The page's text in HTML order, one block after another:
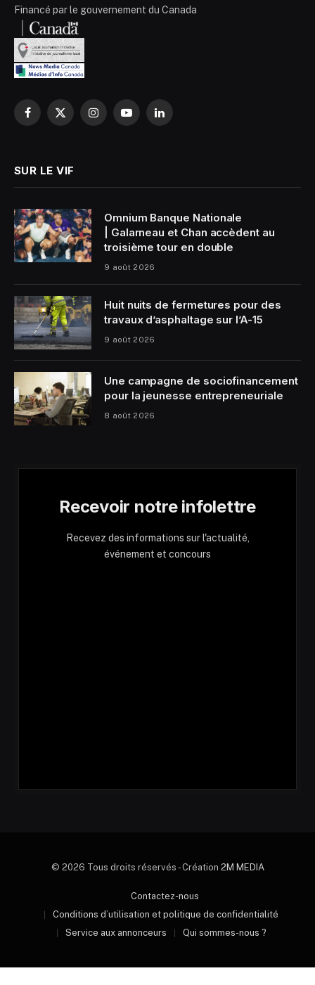
Financé par le gouvernement du Canada
Facebook
X
InstagramYouTubeLinkedIn
SUR LE VIF
Omnium Banque Nationale
| Galarneau et Chan accèdent au
troisième tour en double
9 août 2026
Huit nuits de fermetures pour des
travaux d’asphaltage sur l’A-15
9 août 2026
Une campagne de sociofinancement
pour la jeunesse entrepreneuriale
8 août 2026
Recevoir notre infolettre
Recevez des informations sur l'actualité,
événement et concours
© 2026 Tous droits réservés - Création 2M MEDIA
Contactez-nous
Conditions d’utilisation et politique de confidentialité
Service aux annonceurs
Qui sommes-nous ?